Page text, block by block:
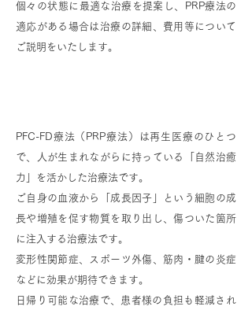
個々の状態に最適な治療を提案し、PRP療法の
適応がある場合は治療の詳細、費用等について
ご説明をいたします。
PFC-FD療法（PRP療法）は再生医療のひとつ
で、人が生まれながらに持っている「自然治癒
力」を活かした治療法です。
ご自身の血液から「成長因子」という細胞の成
長や増殖を促す物質を取り出し、傷ついた箇所
に注入する治療法です。
変形性関節症、スポーツ外傷、筋肉・腱の炎症
などに効果が期待できます。
​ 日帰り可能な治療で、患者様の負担も軽減され